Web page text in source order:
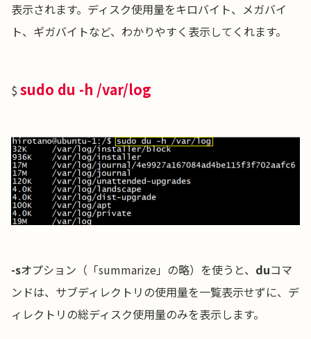
表示されます。ディスク使用量をキロバイト、メガバイ
ト、ギガバイトなど、わかりやすく表示してくれます。
$ sudo du -h /var/log
-sオプション（「summarize」の略）を使うと、 duコマ
ンドは、サブディレクトリの使用量を一覧表示せずに、デ
ィレクトリの総ディスク使用量のみを表示します。